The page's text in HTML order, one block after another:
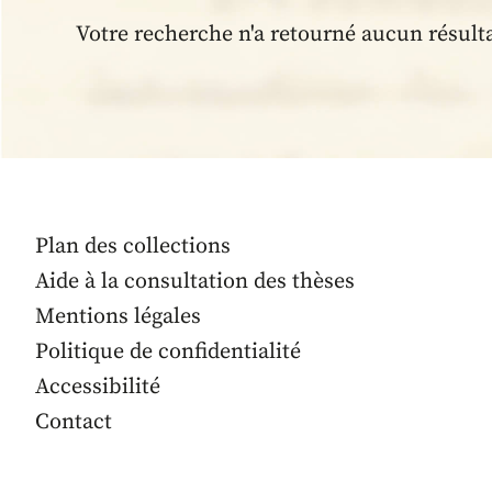
Votre recherche n'a retourné aucun
Plan des collections
Aide à la consultation des thèses
Mentions légales
Politique de confidentialité
Accessibilité
Contact